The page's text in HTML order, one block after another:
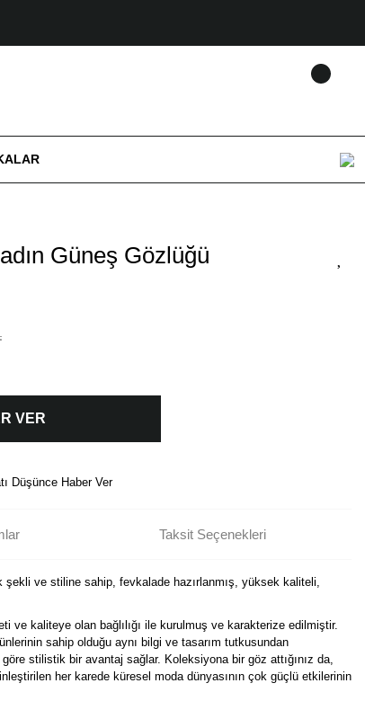
Güneş Gözlüğü
VER
Düşünce Haber Ver
Taksit Seçenekleri
ve stiline sahip, fevkalade hazırlanmış, yüksek kaliteli,
ve kaliteye olan bağlılığı ile kurulmuş ve karakterize edilmiştir.
sahip olduğu aynı bilgi ve tasarım tutkusundan
stilistik bir avantaj sağlar. Koleksiyona bir göz attığınız da,
her karede küresel moda dünyasının çok güçlü etkilerinin